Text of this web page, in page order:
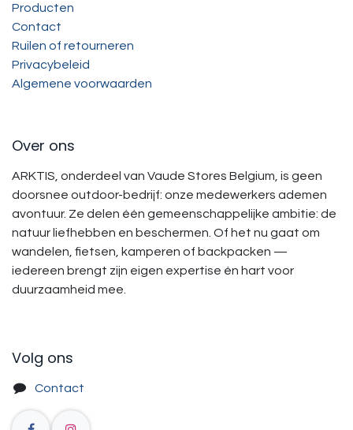
Producten
Contact
Ruilen of retourneren
Privacybeleid
Algemene voorwaarden
Over ons
ARKTIS, onderdeel van Vaude Stores Belgium, is geen
doorsnee outdoor-bedrijf: onze medewerkers ademen
avontuur. Ze delen één gemeenschappelijke ambitie: de
natuur liefhebben en beschermen. Of het nu gaat om
wandelen, fietsen, kamperen of backpacken —
iedereen brengt zijn eigen expertise én hart voor
duurzaamheid mee.
Volg ons
Contact